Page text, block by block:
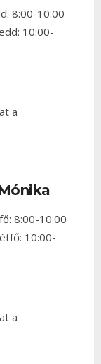
8:00-10:00
10:00-
a
8:00-10:00
10:00-
a